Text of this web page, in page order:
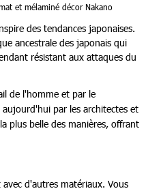
et mélaminé décor Nakano
des tendances japonaises.
ancestrale des japonais qui
résistant aux attaques du
de l'homme et par le
par les architectes et
plus belle des manières, offrant
d'autres matériaux. Vous